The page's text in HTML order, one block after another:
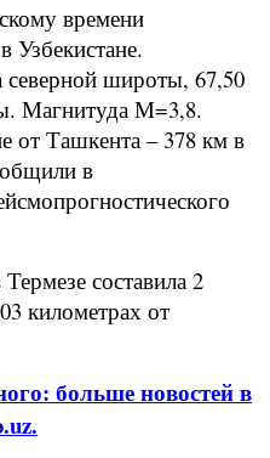
времени
Узбекистане.
северной широты, 67,50
Магнитуда М=3,8.
от Ташкента – 378 км в
в
составила 2
километрах от
больше новостей в